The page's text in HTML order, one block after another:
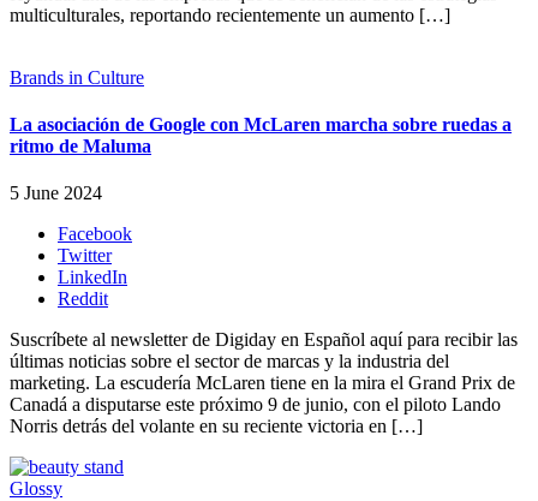
multiculturales, reportando recientemente un aumento […]
Brands in Culture
La asociación de Google con McLaren marcha sobre ruedas a
ritmo de Maluma
5 June 2024
Facebook
Twitter
LinkedIn
Reddit
Suscríbete al newsletter de Digiday en Español aquí para recibir las
últimas noticias sobre el sector de marcas y la industria del
marketing. La escudería McLaren tiene en la mira el Grand Prix de
Canadá a disputarse este próximo 9 de junio, con el piloto Lando
Norris detrás del volante en su reciente victoria en […]
Glossy